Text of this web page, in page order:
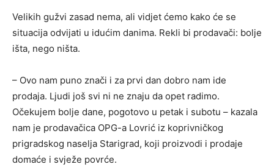
Velikih gužvi zasad nema, ali vidjet ćemo kako će se
situacija odvijati u idućim danima. Rekli bi prodavači: bolje
išta, nego ništa.
– Ovo nam puno znači i za prvi dan dobro nam ide
prodaja. Ljudi još svi ni ne znaju da opet radimo.
Očekujem bolje dane, pogotovo u petak i subotu – kazala
nam je prodavačica OPG-a Lovrić iz koprivničkog
prigradskog naselja Starigrad, koji proizvodi i prodaje
domaće i svježe povrće.